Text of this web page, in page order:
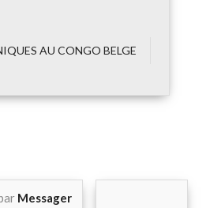
AU CONGO BELGE
Messager